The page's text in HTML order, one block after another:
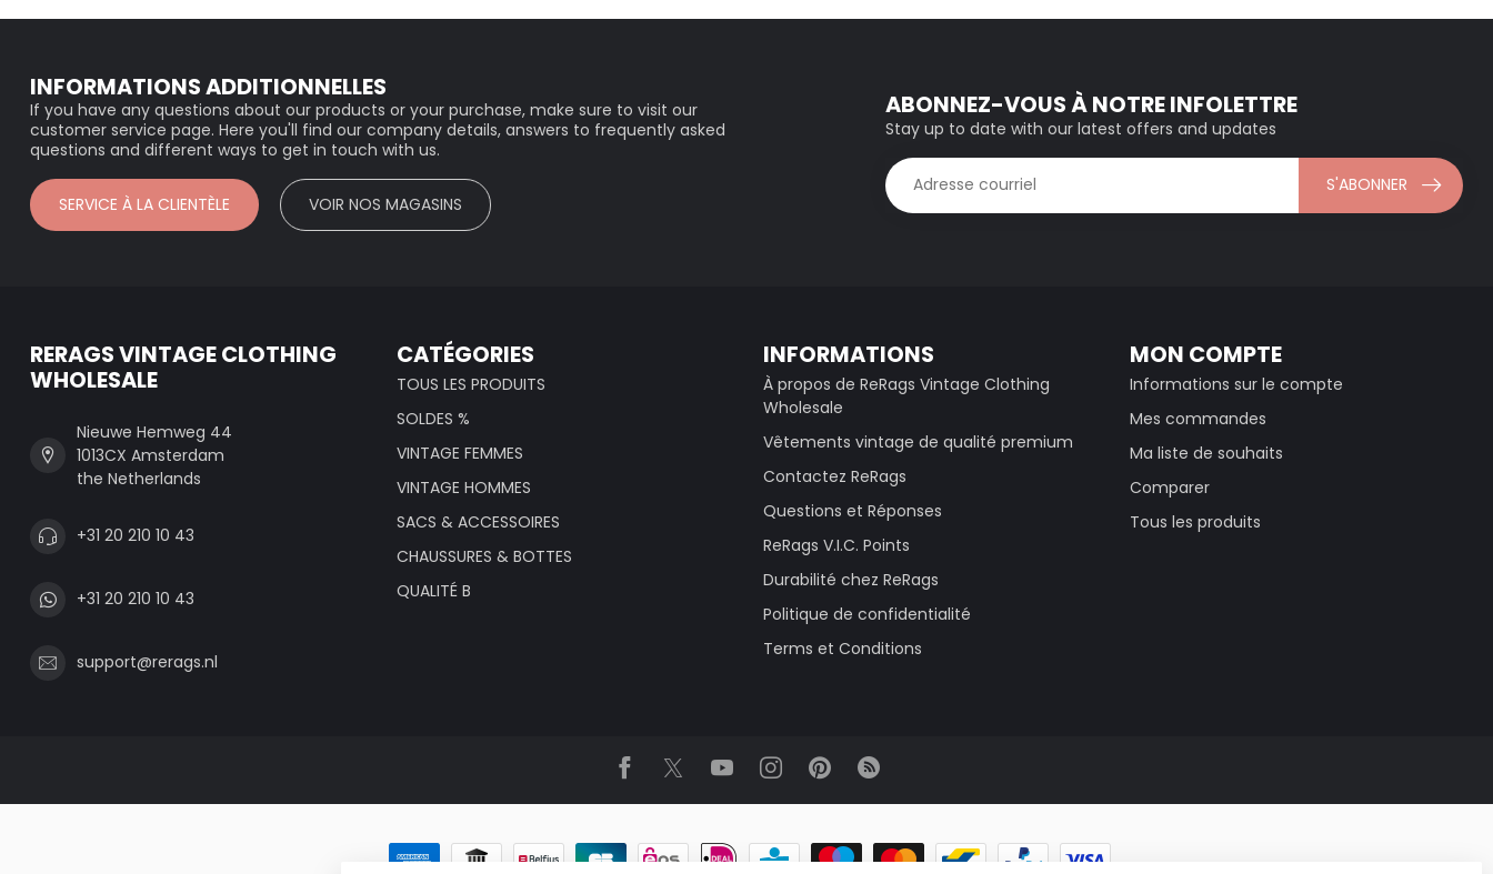
INFORMATIONS ADDITIONNELLES
If you have any questions about our products or your purchase, make sure to visit our
customer service page. Here you'll find our company details, answers to frequently asked
questions and different ways to get in touch with us.
SERVICE À LA CLIENTÈLE VOIR NOS MAGASINS
ABONNEZ-VOUS À NOTRE INFOLETTRE
Stay up to date with our latest offers and updates
S'ABONNER
RERAGS VINTAGE CLOTHING
WHOLESALE
Nieuwe Hemweg 44
1013CX Amsterdam
the Netherlands
+31 20 210 10 43
+31 20 210 10 43
support@rerags.nl
CATÉGORIES
TOUS LES PRODUITS
SOLDES %
VINTAGE FEMMES
VINTAGE HOMMES
SACS & ACCESSOIRES
CHAUSSURES & BOTTES
QUALITÉ B
INFORMATIONS
À propos de ReRags Vintage Clothing
Wholesale
Vêtements vintage de qualité premium
Contactez ReRags
Questions et Réponses
ReRags V.I.C. Points
Durabilité chez ReRags
Politique de confidentialité
Terms et Conditions
MON COMPTE
Informations sur le compte
Mes commandes
Ma liste de souhaits
Comparer
Tous les produits